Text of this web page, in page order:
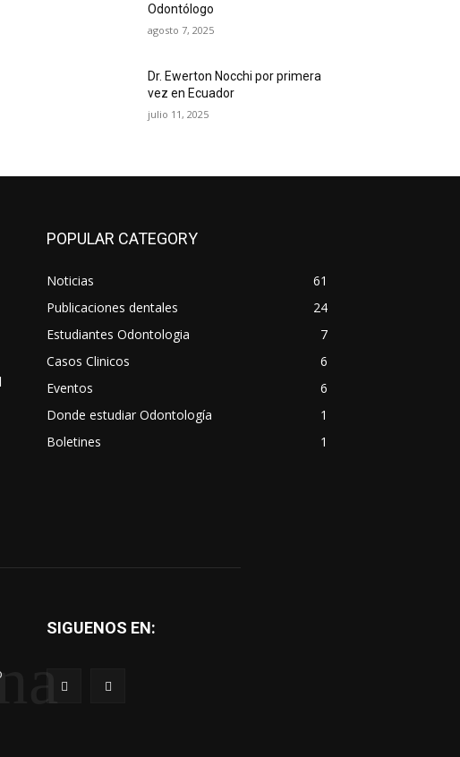
Odontólogo
agosto 7, 2025
Dr. Ewerton Nocchi por primera
vez en Ecuador
julio 11, 2025
POPULAR CATEGORY
Noticias
61
Publicaciones dentales
24
Estudiantes Odontologia
7
Casos Clinicos
6
Eventos
6
Donde estudiar Odontología
1
Boletines
1
SIGUENOS EN: